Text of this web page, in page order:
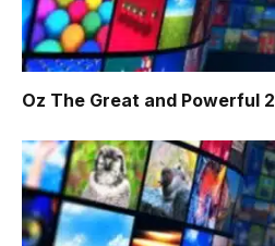
Oz The Great and Powerful 2